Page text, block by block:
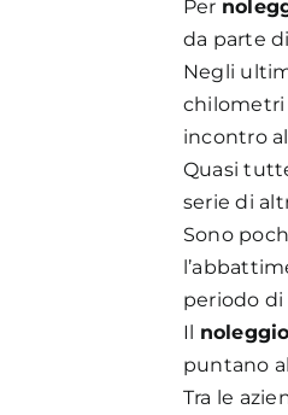
Per
da parte
Negli
chilometri
incontro
Quasi
serie di
Sono
periodo
Il
puntano al
Tra le